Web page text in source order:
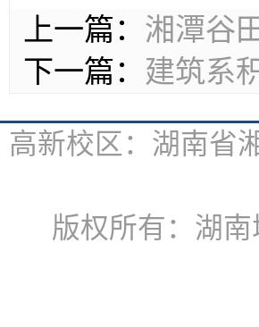
上一篇： 湘潭谷
下一篇： 建筑系
高新校区：湖南省
版权所有：湖